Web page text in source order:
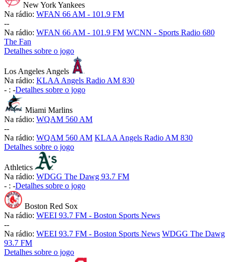
New York Yankees
Na rádio: WFAN 66 AM - 101.9 FM
--
Na rádio: WFAN 66 AM - 101.9 FM WCNN - Sports Radio 680
The Fan
Detalhes sobre o jogo
Los Angeles Angels
Na rádio: KLAA Angels Radio AM 830
- : -Detalhes sobre o jogo
Miami Marlins
Na rádio: WQAM 560 AM
--
Na rádio: WQAM 560 AM KLAA Angels Radio AM 830
Detalhes sobre o jogo
Athletics
Na rádio: WDGG The Dawg 93.7 FM
- : -Detalhes sobre o jogo
Boston Red Sox
Na rádio: WEEI 93.7 FM - Boston Sports News
--
Na rádio: WEEI 93.7 FM - Boston Sports News WDGG The Dawg
93.7 FM
Detalhes sobre o jogo